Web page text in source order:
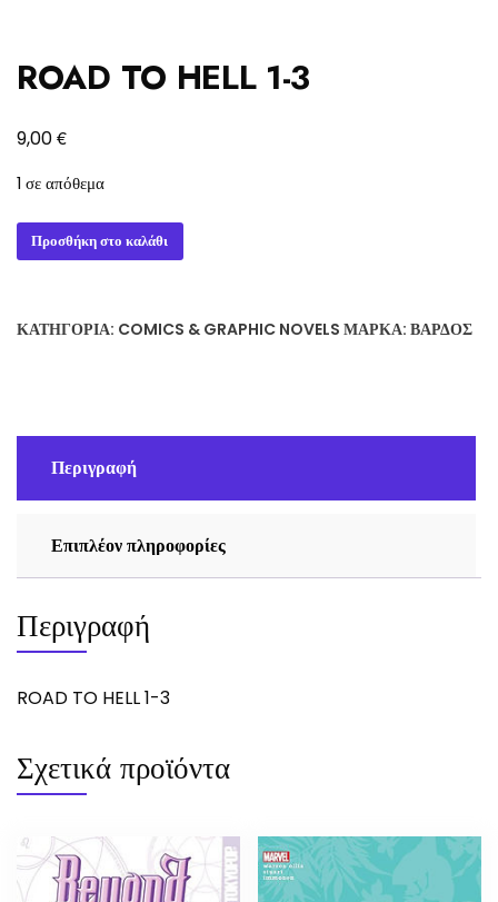
ROAD TO HELL 1-3
9,00€
1 σε απόθεμα
ROAD
TO
3
Προσθήκη στο καλάθι
ΚΑΤΗΓΟΡΊΑ: COMICS & GRAPHIC NOVELS ΜΆΡΚΑ: ΒΆΡΔΟΣ
Περιγραφή
Επιπλέον πληροφορίες
Περιγραφή
ROAD TO HELL 1-3
Σχετικά προϊόντα